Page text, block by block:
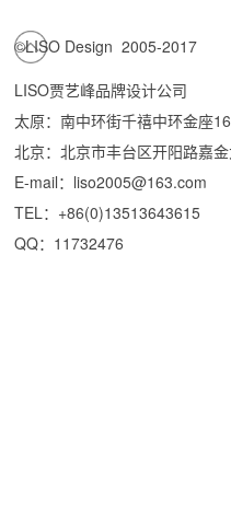
©LISO Design 2005-2017
LISO贾艺峰品牌设计公司
太原：南中环街千禧中环金座
北京：北京市丰台区开阳路嘉
E-mail：liso2005@163.com
TEL：+86(0)13513643615
QQ：11732476